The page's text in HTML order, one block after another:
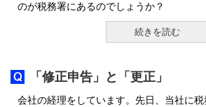
のが税務署にあるのでしょうか？
続きを読む
「修正申告」と「更正」
会社の経理をしています。先日、当社に